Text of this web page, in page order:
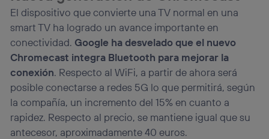
El dispositivo que convierte una TV normal en una
smart TV ha logrado un avance importante en
conectividad. Google ha desvelado que el nuevo
Chromecast integra Bluetooth para mejorar la
conexión. Respecto al WiFi, a partir de ahora será
posible conectarse a redes 5G lo que permitirá, según
la compañía, un incremento del 15% en cuanto a
rapidez. Respecto al precio, se mantiene igual que su
antecesor, aproximadamente 40 euros.